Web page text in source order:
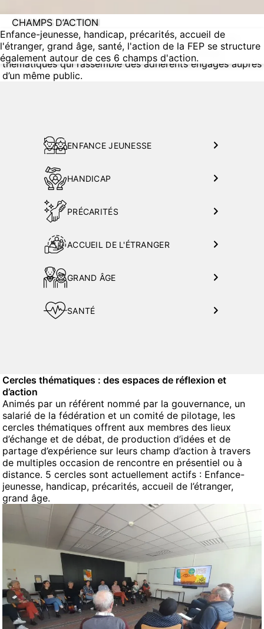
CHAMPS D’ACTION
Enfance-jeunesse, handicap, précarités, accueil de
l'étranger, grand âge, santé, l'action de la FEP se structure
également autour de ces 6 champs d'action.
En complément de son organisation régionale, la FEP
structure l’activité fédérative autour de 6 champs
thématiques qui rassemble des adhérents engagés auprès
d’un même public.
ENFANCE JEUNESSE
HANDICAP
PRÉCARITÉS
ACCUEIL DE L'ÉTRANGER
GRAND ÂGE
SANTÉ
Cercles thématiques : des espaces de réflexion et
d’action
Animés par un référent nommé par la gouvernance, un
salarié de la fédération et un comité de pilotage, les
cercles thématiques offrent aux membres des lieux
d’échange et de débat, de production d’idées et de
partage d’expérience sur leurs champ d’action à travers
de multiples occasion de rencontre en présentiel ou à
distance. 5 cercles sont actuellement actifs : Enfance-
jeunesse, handicap, précarités, accueil de l’étranger,
grand âge.